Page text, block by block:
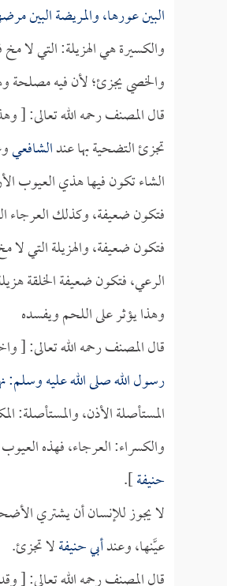
البين عورها، والمريضة البين
والكسيرة هي الهزيلة: التي لا مخ
والخصي يجزئ؛ لأن فيه مصلحة
قال المصنف رحمه الله تعالى: [
تجزئ التضحية بها عندالشافعي
الشاء تكون فيها هذي العيوب
فتكون ضعيفة، وكذلك العرجاء
فتكون ضعيفة، والهزيلة التي
الرعي، فتكون ضعيفة الخلقة
وهذا يؤثر على اللحم ويفسده
قال المصنف رحمه الله تعالى: [
رسول الله صلى الله عليه وسلم:
المستأصلة الأذن، والمستأصلة:
والكسراء: العرجاء، فهذه
حنيفة].
لا يجوز للإنسان أن يشتري
عيَّنها، وعندأبي حنيفةلا تجزئ.